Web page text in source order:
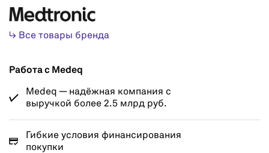
↳ Все товары бренда
Работа с Medeq
Medeq — надёжная компания с
выручкой более 2.5 млрд руб.
Гибкие условия финансирования
покупки